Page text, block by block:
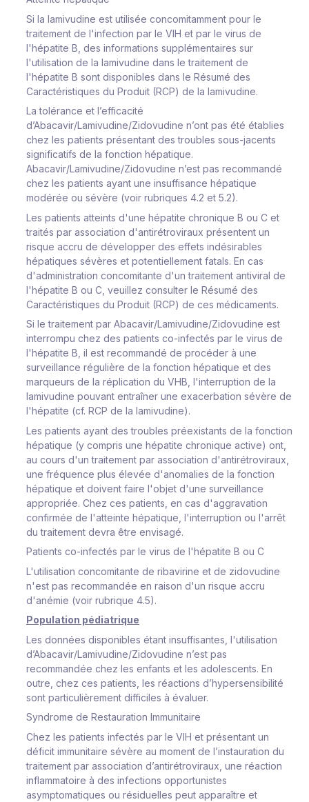
Si la lamivudine est utilisée concomitamment pour le
traitement de l'infection par le VIH et par le virus de
l'hépatite B, des informations supplémentaires sur
l'utilisation de la lamivudine dans le traitement de
l'hépatite B sont disponibles dans le Résumé des
Caractéristiques du Produit (RCP) de la lamivudine.
La tolérance et l’efficacité
d’Abacavir/Lamivudine/Zidovudine n’ont pas été établies
chez les patients présentant des troubles sous-jacents
significatifs de la fonction hépatique.
Abacavir/Lamivudine/Zidovudine n’est pas recommandé
chez les patients ayant une insuffisance hépatique
modérée ou sévère (voir rubriques 4.2 et 5.2).
Les patients atteints d'une hépatite chronique B ou C et
traités par association d'antirétroviraux présentent un
risque accru de développer des effets indésirables
hépatiques sévères et potentiellement fatals. En cas
d'administration concomitante d'un traitement antiviral de
l'hépatite B ou C, veuillez consulter le Résumé des
Caractéristiques du Produit (RCP) de ces médicaments.
Si le traitement par Abacavir/Lamivudine/Zidovudine est
interrompu chez des patients co-infectés par le virus de
l'hépatite B, il est recommandé de procéder à une
surveillance régulière de la fonction hépatique et des
marqueurs de la réplication du VHB, l'interruption de la
lamivudine pouvant entraîner une exacerbation sévère de
l'hépatite (cf. RCP de la lamivudine).
Les patients ayant des troubles préexistants de la fonction
hépatique (y compris une hépatite chronique active) ont,
au cours d'un traitement par association d'antirétroviraux,
une fréquence plus élevée d'anomalies de la fonction
hépatique et doivent faire l'objet d'une surveillance
appropriée. Chez ces patients, en cas d'aggravation
confirmée de l'atteinte hépatique, l'interruption ou l'arrêt
du traitement devra être envisagé.
Patients co-infectés par le virus de l'hépatite B ou C
L'utilisation concomitante de ribavirine et de zidovudine
n'est pas recommandée en raison d'un risque accru
d'anémie (voir rubrique 4.5).
Population pédiatrique
Les données disponibles étant insuffisantes, l'utilisation
d’Abacavir/Lamivudine/Zidovudine n’est pas
recommandée chez les enfants et les adolescents. En
outre, chez ces patients, les réactions d’hypersensibilité
sont particulièrement difficiles à évaluer.
Syndrome de Restauration Immunitaire
Chez les patients infectés par le VIH et présentant un
déficit immunitaire sévère au moment de l’instauration du
traitement par association d’antirétroviraux, une réaction
inflammatoire à des infections opportunistes
asymptomatiques ou résiduelles peut apparaître et